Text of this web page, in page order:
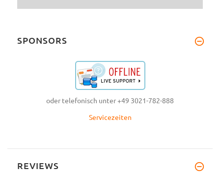
SPONSORS
oder telefonisch unter +49 3021-782-888
Servicezeiten
REVIEWS